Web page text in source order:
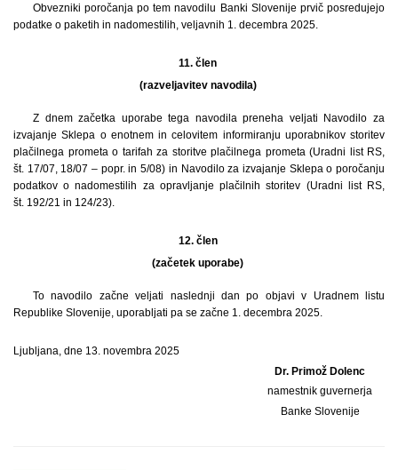
Obvezniki poročanja po tem navodilu Banki Slovenije prvič posredujejo
podatke o paketih in nadomestilih, veljavnih 1. decembra 2025.
11. člen
(razveljavitev navodila)
Z dnem začetka uporabe tega navodila preneha veljati Navodilo za
izvajanje Sklepa o enotnem in celovitem informiranju uporabnikov storitev
plačilnega prometa o tarifah za storitve plačilnega prometa (Uradni list RS,
št. 17/07, 18/07 – popr. in 5/08) in Navodilo za izvajanje Sklepa o poročanju
podatkov o nadomestilih za opravljanje plačilnih storitev (Uradni list RS,
št. 192/21 in 124/23).
12. člen
(začetek uporabe)
To navodilo začne veljati naslednji dan po objavi v Uradnem listu
Republike Slovenije, uporabljati pa se začne 1. decembra 2025.
Ljubljana, dne 13. novembra 2025
Dr. Primož Dolenc
namestnik guvernerja
Banke Slovenije